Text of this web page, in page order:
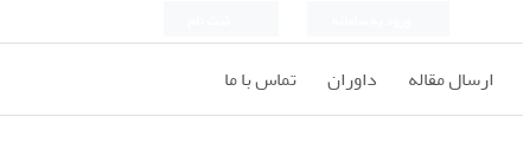
ارسال مقاله داوران تماس با ما